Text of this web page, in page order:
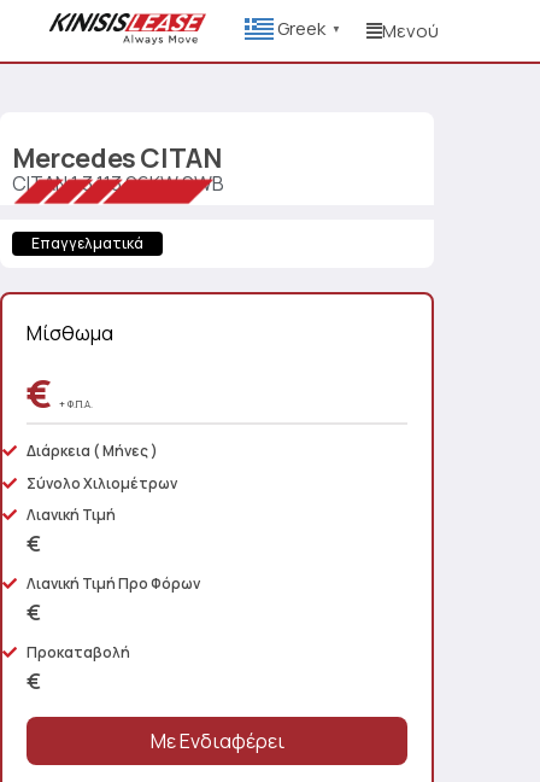
Greek ▼ Μενού
MercedesCITAN
CITAN 1.3 113 96KW SWB
Επαγγελματικά
Μίσθωμα
€ + Φ.Π.Α.
Διάρκεια ( Μήνες )
Σύνολο Χιλιομέτρων
Λιανική Τιμή
€
Λιανική Τιμή Προ Φόρων
€
Προκαταβολή
€